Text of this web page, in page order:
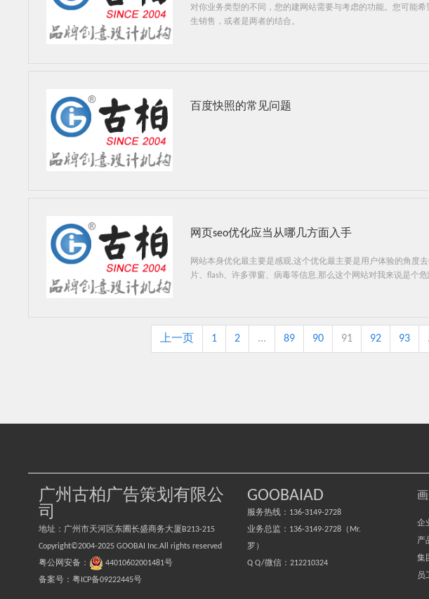
对你业务类型的不同，您的建网站需要与考虑的功能。您可能
生销售，或者是两者的结合。
百度快照的常见问题
网页seo优化应当从哪几方面入手
网站本身优化最主要是感观,这个优化最主要是用户体验的角度
片、flash、许多弹窗、病毒等信息,那么这个网站对我来说是个危
上一页 1 2 ... 89 90 91 92 93
广州古柏广告策划有限公
司
地址：广州市天河区东圃长盛商务大厦B213-215
Copyright©2004-2025 GOOBAI Inc.All rights reserved
粤公网安备：
44010602001481号
备案号：粤ICP备09222445号
GOOBAIAD
服务热线：136-3149-2728
业务总监：136-3149-2728（Mr.
罗）
Q Q/微信：212210324
企
产
集
员